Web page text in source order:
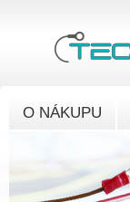
O NÁKUPU